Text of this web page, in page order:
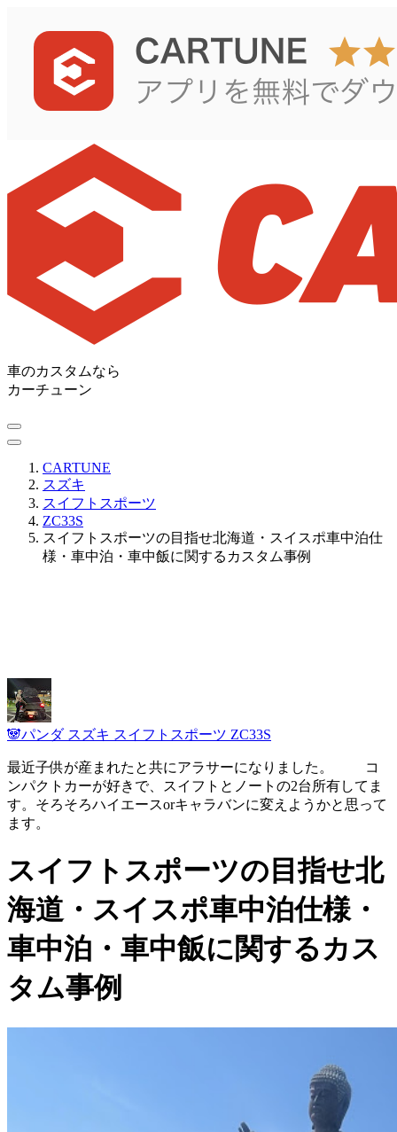
車のカスタムなら
カーチューン
CARTUNE
スズキ
スイフトスポーツ
ZC33S
スイフトスポーツの目指せ北海道・スイスポ車中泊仕
様・車中泊・車中飯に関するカスタム事例
🐼パンダ スズキ スイフトスポーツ ZC33S
最近子供が産まれたと共にアラサーになりました。 コ
ンパクトカーが好きで、スイフトとノートの2台所有してま
す。そろそろハイエースorキャラバンに変えようかと思って
ます。
スイフトスポーツの目指せ北
海道・スイスポ車中泊仕様・
車中泊・車中飯に関するカス
タム事例